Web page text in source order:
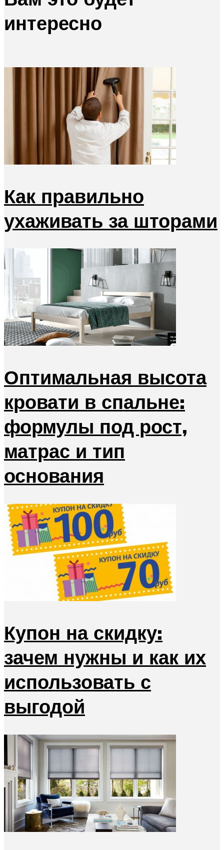
интересно
Как правильно
ухаживать за шторами
Оптимальная высота
кровати в спальне:
формулы под рост,
матрас и тип
основания
Купон на скидку:
зачем нужны и как их
использовать с
выгодой